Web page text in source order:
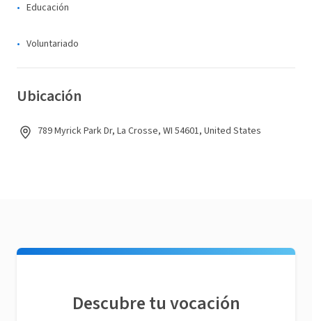
Educación
Voluntariado
Ubicación
789 Myrick Park Dr, La Crosse, WI 54601, United States
Descubre tu vocación